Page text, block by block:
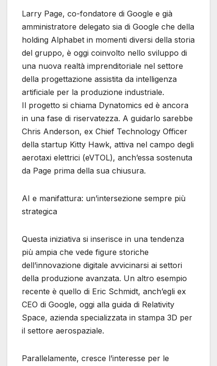
Larry Page, co-fondatore di Google e già
amministratore delegato sia di Google che della
holding Alphabet in momenti diversi della storia
del gruppo, è oggi coinvolto nello sviluppo di
una nuova realtà imprenditoriale nel settore
della progettazione assistita da intelligenza
artificiale per la produzione industriale.
Il progetto si chiama Dynatomics ed è ancora
in una fase di riservatezza. A guidarlo sarebbe
Chris Anderson, ex Chief Technology Officer
della startup Kitty Hawk, attiva nel campo degli
aerotaxi elettrici (eVTOL), anch’essa sostenuta
da Page prima della sua chiusura.
AI e manifattura: un’intersezione sempre più
strategica
Questa iniziativa si inserisce in una tendenza
più ampia che vede figure storiche
dell’innovazione digitale avvicinarsi ai settori
della produzione avanzata. Un altro esempio
recente è quello di Eric Schmidt, anch’egli ex
CEO di Google, oggi alla guida di Relativity
Space, azienda specializzata in stampa 3D per
il settore aerospaziale.
Parallelamente, cresce l’interesse per le